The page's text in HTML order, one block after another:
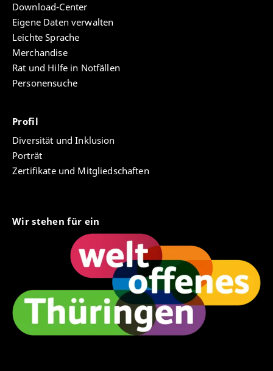
Download-Center
Eigene Daten verwalten
Leichte Sprache
Merchandise
Rat und Hilfe in Notfällen
Personensuche
Profil
Diversität und Inklusion
Porträt
Zertifikate und Mitgliedschaften
Wir stehen für ein